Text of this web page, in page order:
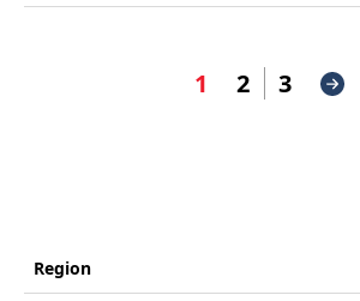
1 2 3
Region